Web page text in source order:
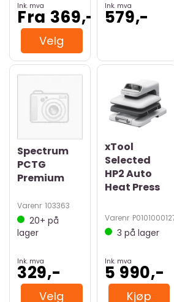
Ink. mva
Fra 369,-
Velg
Ink. mva
579,-
Spectrum
PCTG
Premium
Varenr 103363
20+ på
lager
Ink. mva
329,-
Velg
xTool
Selected
HP2 Auto
Heat Press
Varenr
3 på lager
Ink. mva
5 990,-
Kjøp